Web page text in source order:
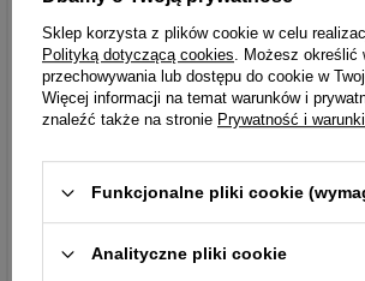
Styl miejski/casual
Zamknięcie bez zapięcia
Ilość przegródek
6-10
Kieszeń na
tak
Sklep korzysta z plików cookie w celu
Polityką dotyczącą cookies. Możesz określić
przechowywania lub dostępu do cookie w
Więcej informacji na temat warunków i
znaleźć także na stronie Prywatność i
Funkcjonalne pliki cookie
Analityczne pliki cookie